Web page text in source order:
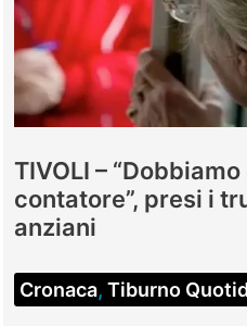
“piccoli
agenti”
tiburtini
TIVOLI –
contatore”, presi i
anziani
Cronaca, Tiburno